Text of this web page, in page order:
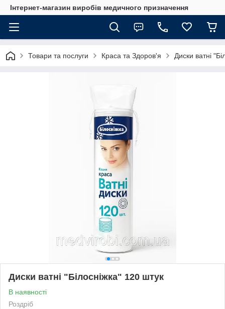
Інтернет-магазин виробів медичного призначення
Товари та послуги Краса та Здоров'я Диски ватні
Диски ватні "Білосніжка" 120 штук
В наявності
Роздріб